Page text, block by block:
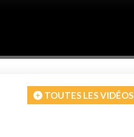
TOUTES LES VIDÉOS